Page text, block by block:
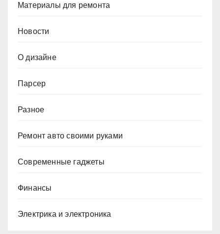
Материалы для ремонта
Новости
О дизайне
Парсер
Разное
Ремонт авто своими руками
Современные гаджеты
Финансы
Электрика и электроника